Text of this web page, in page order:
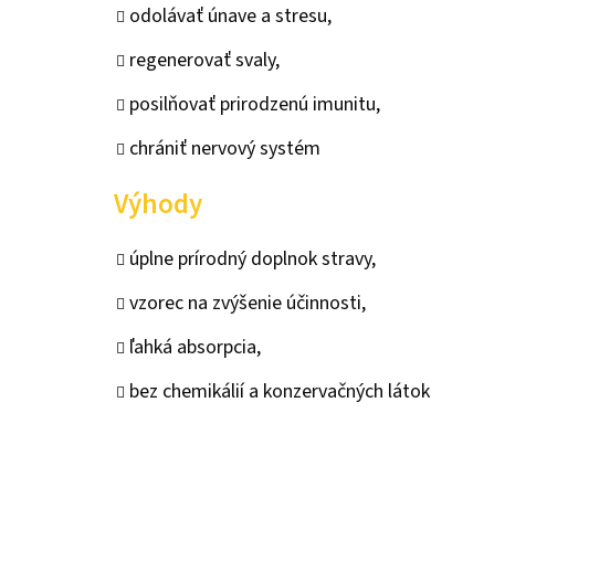
odolávať únave a stresu,
regenerovať svaly,
posilňovať prirodzenú imunitu,
chrániť nervový systém
Výhody
úplne prírodný doplnok stravy,
vzorec na zvýšenie účinnosti,
ľahká absorpcia,
bez chemikálií a konzervačných látok